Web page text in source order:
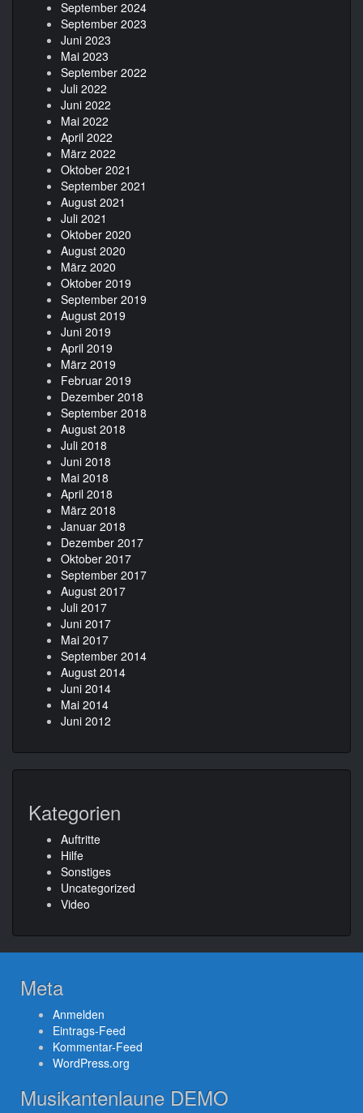
September 2024
September 2023
Juni 2023
Mai 2023
September 2022
Juli 2022
Juni 2022
Mai 2022
April 2022
März 2022
Oktober 2021
September 2021
August 2021
Juli 2021
Oktober 2020
August 2020
März 2020
Oktober 2019
September 2019
August 2019
Juni 2019
April 2019
März 2019
Februar 2019
Dezember 2018
September 2018
August 2018
Juli 2018
Juni 2018
Mai 2018
April 2018
März 2018
Januar 2018
Dezember 2017
Oktober 2017
September 2017
August 2017
Juli 2017
Juni 2017
Mai 2017
September 2014
August 2014
Juni 2014
Mai 2014
Juni 2012
Kategorien
Auftritte
Hilfe
Sonstiges
Uncategorized
Video
Meta
Anmelden
Eintrags-Feed
Kommentar-Feed
WordPress.org
Musikantenlaune DEMO